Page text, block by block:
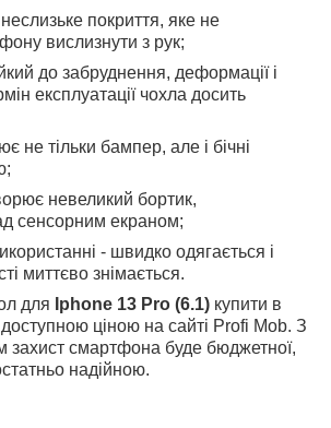
покриття, яке не
вислизнути з рук;
до забруднення, деформації і
експлуатації чохла досить
не тільки бампер, але і бічні
невеликий бортик,
сенсорним екраном;
- швидко одягається і
миттєво знімається.
для Iphone 13 Pro (6.1) купити в
ціною на сайті Profi Mob. З
захист смартфона буде бюджетної,
надійною.